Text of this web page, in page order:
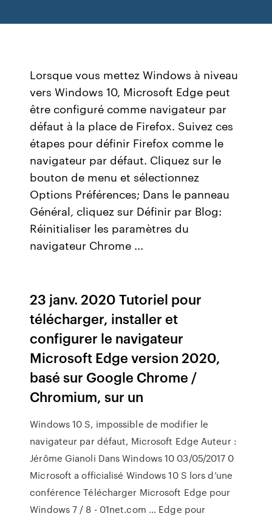
Lorsque vous mettez Windows à niveau
vers Windows 10, Microsoft Edge peut
être configuré comme navigateur par
défaut à la place de Firefox. Suivez ces
étapes pour définir Firefox comme le
navigateur par défaut. Cliquez sur le
bouton de menu et sélectionnez
Options Préférences; Dans le panneau
Général, cliquez sur Définir par Blog:
Réinitialiser les paramètres du
navigateur Chrome ...
23 janv. 2020 Tutoriel pour
télécharger, installer et
configurer le navigateur
Microsoft Edge version 2020,
basé sur Google Chrome /
Chromium, sur un
Windows 10 S, impossible de modifier le
navigateur par défaut, Microsoft Edge Auteur :
Jérôme Gianoli Dans Windows 10 03/05/2017 0
Microsoft a officialisé Windows 10 S lors d’une
conférence Télécharger Microsoft Edge pour
Windows 7 / 8 - 01net.com ... Edge pour